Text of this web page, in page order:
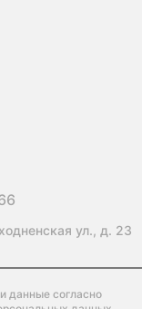
ул., д. 23
данные согласно